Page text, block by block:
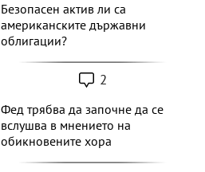
Безопасен актив ли са
американските държавни
облигации?
2
Фед трябва да започне да се
вслушва в мнението на
обикновените хора